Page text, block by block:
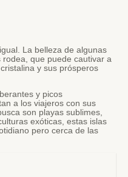
La belleza de algunas
que puede cautivar a
y sus prósperos
y picos
a los viajeros con sus
son playas sublimes,
exóticas, estas islas
pero cerca de las